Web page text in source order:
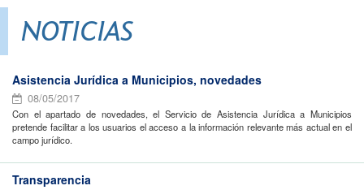
NOTICIAS
Asistencia Jurídica a Municipios, novedades
08/05/2017
Con el apartado de novedades, el Servicio de Asistencia Jurídica a Municipios
pretende facilitar a los usuarios el acceso a la información relevante más actual en el
campo jurídico.
Transparencia